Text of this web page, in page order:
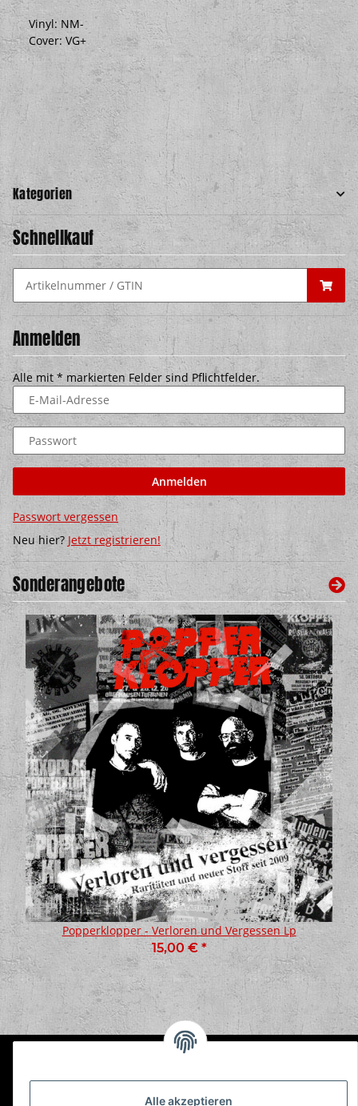
Vinyl: NM-
Cover: VG+
Kategorien
Schnellkauf
Anmelden
Alle mit* markierten Felder sind Pflichtfelder.
E-Mail-Adresse
Passwort
Anmelden
Passwort vergessen
Neu hier? Jetzt registrieren!
Sonderangebote
Popperklopper - Verloren und Vergessen Lp
15,00 € *
Alle akzeptieren